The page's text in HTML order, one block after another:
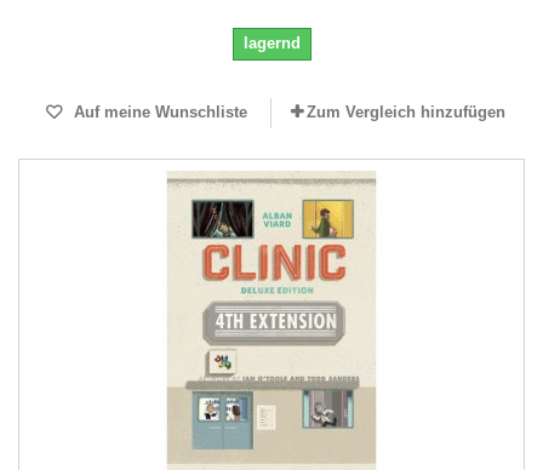
lagernd
Auf meine Wunschliste Zum Vergleich hinzufügen